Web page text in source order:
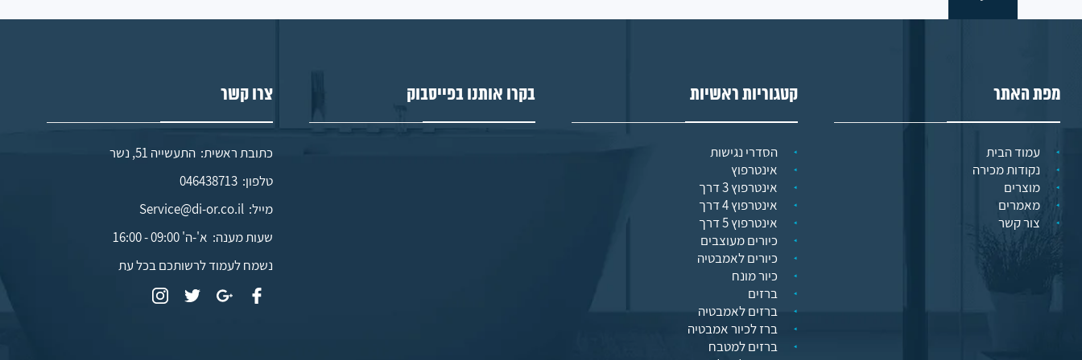
מפת האתר
עמוד הבית
נקודות מכירה
מוצרים
מאמרים
צור קשר
קטגוריות ראשיות
הסדרי נגישות
אינטרפוץ
אינטרפוץ 3 דרך
אינטרפוץ 4 דרך
אינטרפוץ 5 דרך
כיורים מעוצבים
כיורים לאמבטיה
כיור מונח
ברזים
ברזים לאמבטיה
ברז לכיור אמבטיה
ברזים למטבח
בקרו אותנו בפייסבוק צרו קשר
כתובת ראשית: התעשייה 51, נשר
טלפון: 046438713
מייל: Service@di-or.co.il
שעות מענה: א'-ה' 09:00 - 16:00
נשמח לעמוד לרשותכם בכל עת